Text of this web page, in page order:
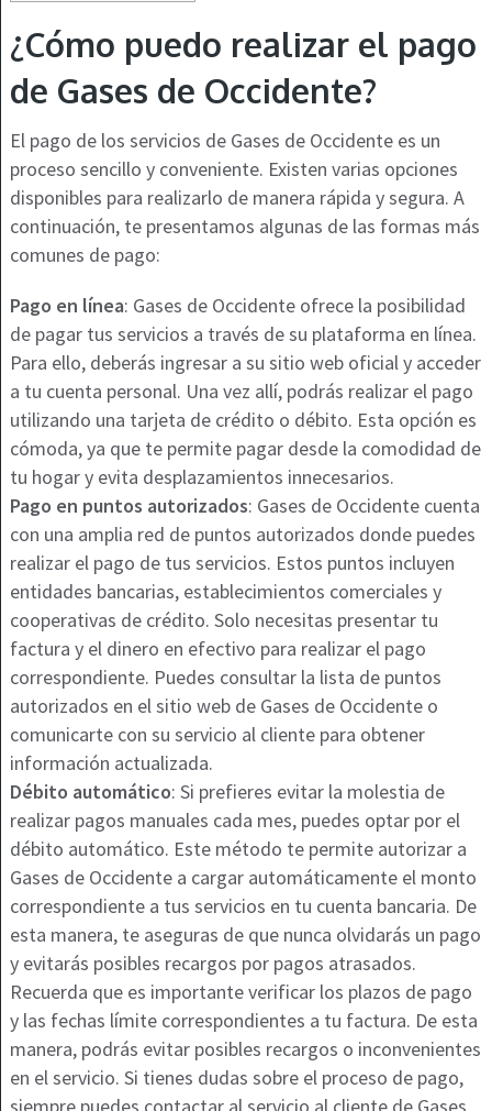
¿Cómo puedo realizar el pago
de Gases de Occidente?
El pago de los servicios de Gases de Occidente es un
proceso sencillo y conveniente. Existen varias opciones
disponibles para realizarlo de manera rápida y segura. A
continuación, te presentamos algunas de las formas más
comunes de pago:
Pago en línea: Gases de Occidente ofrece la posibilidad
de pagar tus servicios a través de su plataforma en línea.
Para ello, deberás ingresar a su sitio web oficial y acceder
a tu cuenta personal. Una vez allí, podrás realizar el pago
utilizando una tarjeta de crédito o débito. Esta opción es
cómoda, ya que te permite pagar desde la comodidad de
tu hogar y evita desplazamientos innecesarios.
Pago en puntos autorizados: Gases de Occidente cuenta
con una amplia red de puntos autorizados donde puedes
realizar el pago de tus servicios. Estos puntos incluyen
entidades bancarias, establecimientos comerciales y
cooperativas de crédito. Solo necesitas presentar tu
factura y el dinero en efectivo para realizar el pago
correspondiente. Puedes consultar la lista de puntos
autorizados en el sitio web de Gases de Occidente o
comunicarte con su servicio al cliente para obtener
información actualizada.
Débito automático: Si prefieres evitar la molestia de
realizar pagos manuales cada mes, puedes optar por el
débito automático. Este método te permite autorizar a
Gases de Occidente a cargar automáticamente el monto
correspondiente a tus servicios en tu cuenta bancaria. De
esta manera, te aseguras de que nunca olvidarás un pago
y evitarás posibles recargos por pagos atrasados.
Recuerda que es importante verificar los plazos de pago
y las fechas límite correspondientes a tu factura. De esta
manera, podrás evitar posibles recargos o inconvenientes
en el servicio. Si tienes dudas sobre el proceso de pago,